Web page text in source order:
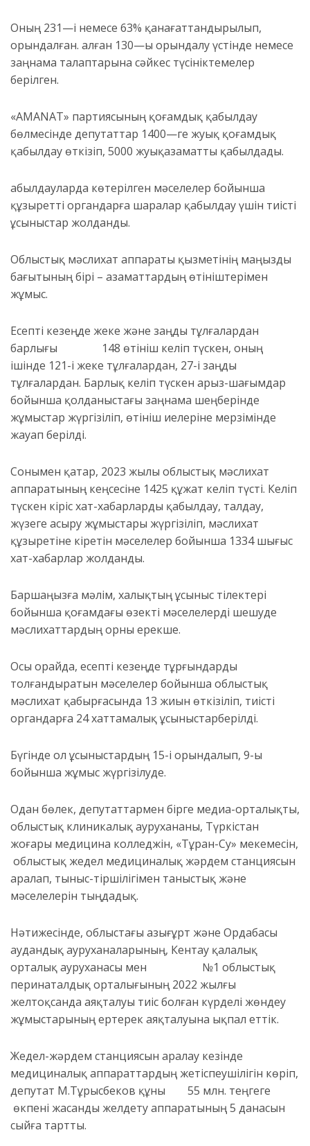
Оның 231—і немесе 63% қанағаттандырылып,
орындалған. алған 130—ы орындалу үстінде немесе
заңнама талаптарына сәйкес түсініктемелер
берілген.
«AMANAT» партиясының қоғамдық қабылдау
бөлмесінде депутаттар 1400—ге жуық қоғамдық
қабылдау өткізіп, 5000 жуықазаматты қабылдады.
Қабылдауларда көтерілген мәселелер бойынша
құзыретті органдарға шаралар қабылдау үшін тиісті
ұсыныстар жолданды.
Облыстық мәслихат аппараты қызметінің маңызды
бағытыныңбірі – азаматтардың өтініштерімен
жұмыс.
Есепті кезеңде жеке және заңды тұлғалардан
барлығы
148 өтініш келіп түскен, оның
ішінде 121-і жеке тұлғалардан, 27-і заңды
тұлғалардан. Барлық келіп түскен арыз-шағымдар
бойынша қолданыстағы заңнама шеңберінде
жұмыстар жүргізіліп, өтініш иелеріне мерзімінде
жауап берілді.
Сонымен қатар, 2023 жылы облыстық мәслихат
аппаратының кеңсесіне 1425 құжат келіп түсті. Келіп
түскен кіріс хат-хабарларды қабылдау, талдау,
жүзеге асыру жұмыстары жүргізіліп, мәслихат
құзыретіне кіретін мәселелер бойынша 1334 шығыс
хат-хабарлар жолданды.
Баршаңызға мәлім, халықтың ұсыныс тілектері
бойынша қоғамдағы өзекті мәселелерді шешуде
мәслихаттардың орны ерекше.
Осы орайда, есепті кезеңде тұрғындарды
толғандыратын мәселелер бойынша облыстық
мәслихат қабырғасында 13 жиын өткізіліп, тиісті
органдарға 24 хаттамалық ұсыныстарберілді.
Бүгінде ол ұсыныстардың 15-і орындалып, 9-ы
бойынша жұмыс жүргізілуде.
Одан бөлек, депутаттармен бірге медиа-орталықты,
облыстық клиникалық аурухананы, Түркістан
жоғары медицина колледжін, «Тұран-Cу» мекемесін,
облыстық жедел медициналық жәрдем станциясын
аралап, тыныс-тіршілігімен таныстық және
мәселелерін тыңдадық.
Нәтижесінде, облыстағы Қазығұрт және Ордабасы
аудандық ауруханаларының, Кентау қалалық
орталық ауруханасы мен №1 облыстық
перинаталдық орталығының 2022 жылғы
желтоқсанда аяқталуы тиіс болған күрделі жөндеу
жұмыстарыныңертерекаяқталуына ықпал еттік.
Жедел-жәрдем станциясын аралау кезінде
медициналық аппараттардың жетіспеушілігін көріп,
депутат М.Тұрысбеков құны
55 млн. теңгеге
өкпені жасанды желдетуаппаратының5 данасын
сыйға тартты.